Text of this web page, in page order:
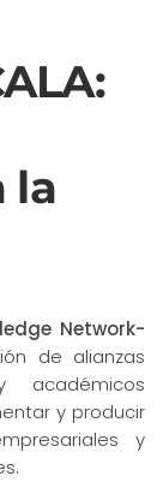
la
Network-
de alianzas
académicos
y producir
y